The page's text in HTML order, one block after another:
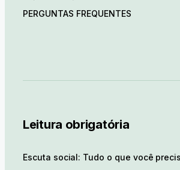
PERGUNTAS FREQUENTES
Leitura obrigatória
Escuta social: Tudo o que você